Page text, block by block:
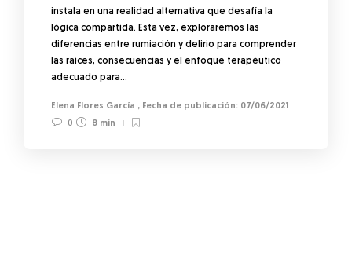
instala en una realidad alternativa que desafía la
lógica compartida. Esta vez, exploraremos las
diferencias entre rumiación y delirio para comprender
las raíces, consecuencias y el enfoque terapéutico
adecuado para…
Elena Flores García ,
07/06/2021
0
8 min